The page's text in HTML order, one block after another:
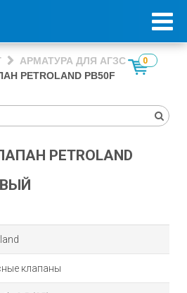
АРМАТУРА ДЛЯ АГЗС
PETROLAND PB50F
0
PETROLAND
клапаны